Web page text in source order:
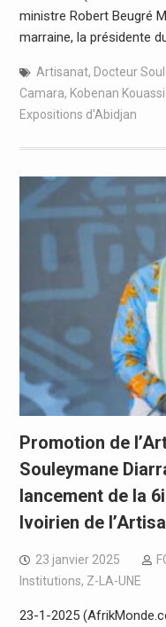
ministre Robert Beugré
marraine, la présidente
Artisanat, Docteur
Camara, Kobenan
Expositions d'Abidjan
Promotion de
Souleymane
lancement de la
Ivoirien de
23 janvier 2025
Institutions, Z-LA-UNE
23-1-2025